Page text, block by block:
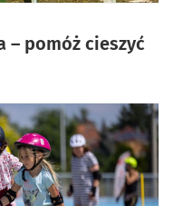
– pomóż cieszyć